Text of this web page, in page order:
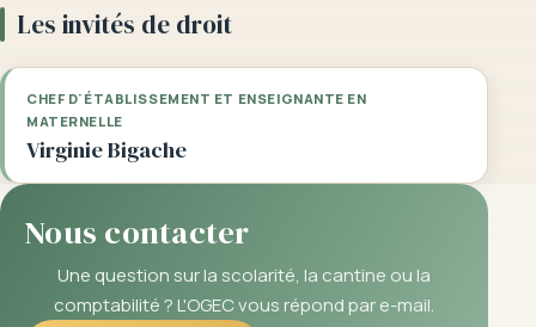
Les invités de droit
CHEF D'ÉTABLISSEMENT ET ENSEIGNANTE EN
MATERNELLE
Virginie Bigache
Nous contacter
Une question sur la scolarité, la cantine ou la
comptabilité ? L'OGEC vous répond par e-mail.